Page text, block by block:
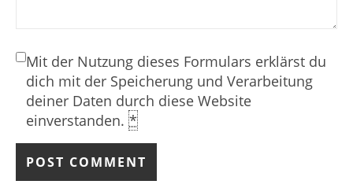
Mit der Nutzung dieses Formulars erklärst du
dich mit der Speicherung und Verarbeitung
deiner Daten durch diese Website
einverstanden. *